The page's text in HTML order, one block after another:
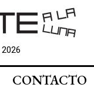
2026
CONTACTO